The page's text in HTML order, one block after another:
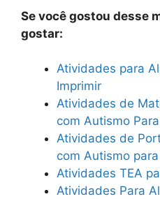
Se você gostou desse
gostar:
Atividades para
Imprimir
Atividades de
com Autismo
Atividades de
com Autismo
Atividades TEA
Atividades Para